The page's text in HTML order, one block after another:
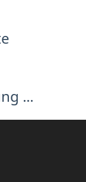
...